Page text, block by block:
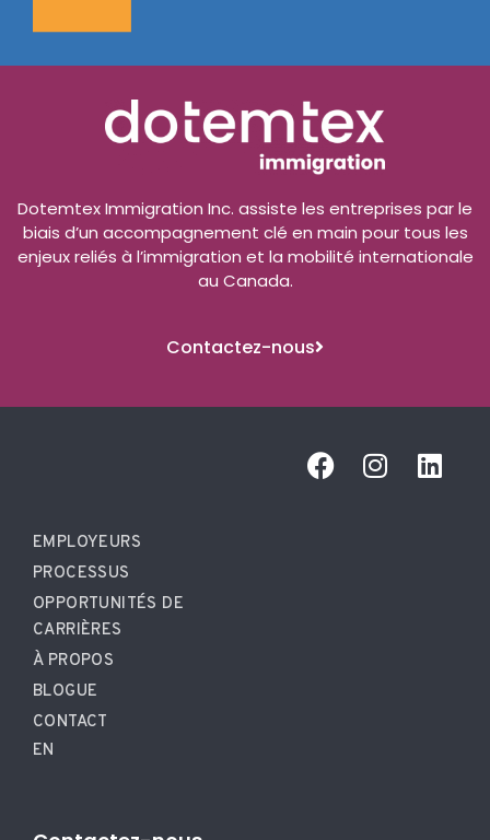
Dotemtex Immigration Inc. assiste les entreprises par le
biais d’un accompagnement clé en main pour tous les
enjeux reliés à l’immigration et la mobilité internationale
au Canada.
Contactez-nous
EMPLOYEURS
PROCESSUS
OPPORTUNITÉS DE
CARRIÈRES
À PROPOS
BLOGUE
CONTACT
EN